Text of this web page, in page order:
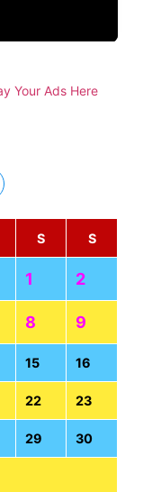
Your Ads Here
S S
1 2
8 9
15 16
22 23
29 30